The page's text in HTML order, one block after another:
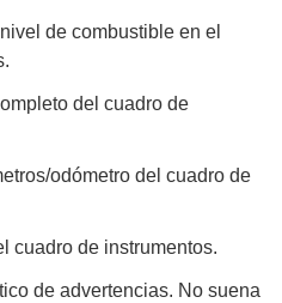
de combustible en el
del cuadro de
odómetro del cuadro de
cuadro de instrumentos.
de advertencias. No suena